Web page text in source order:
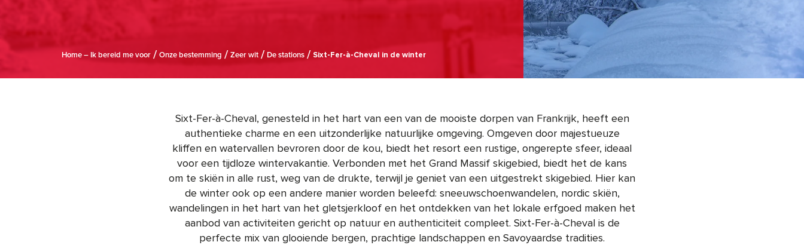
Home – Ik bereid me voor Onze bestemming Zeer wit De stations Sixt-Fer-à-Cheval in de winter
Sixt-Fer-à-Cheval, genesteld in het hart van een van de mooiste dorpen van Frankrijk, heeft een
authentieke charme en een uitzonderlijke natuurlijke omgeving. Omgeven door majestueuze
kliffen en watervallen bevroren door de kou, biedt het resort een rustige, ongerepte sfeer, ideaal
voor een tijdloze wintervakantie. Verbonden met het Grand Massif skigebied, biedt het de kans
om te skiën in alle rust, weg van de drukte, terwijl je geniet van een uitgestrekt skigebied. Hier kan
de winter ook op een andere manier worden beleefd: sneeuwschoenwandelen, nordic skiën,
wandelingen in het hart van het gletsjerkloof en het ontdekken van het lokale erfgoed maken het
aanbod van activiteiten gericht op natuur en authenticiteit compleet. Sixt-Fer-à-Cheval is de
perfecte mix van glooiende bergen, prachtige landschappen en Savoyaardse tradities.